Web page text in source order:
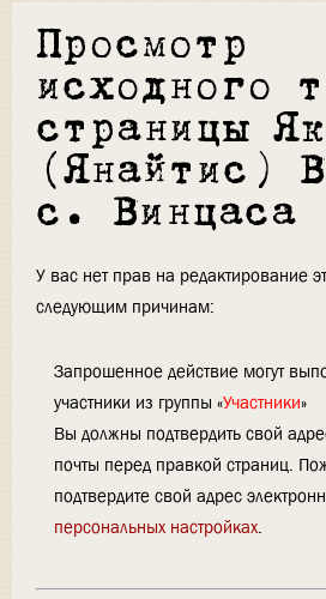
Просмотр
исходного
страницы
(Янайтис)
с. Винцаса
У вас нет прав на редактирование
следующим причинам:
Запрошенное действие могут
участники из группы «Участники»
Вы должны подтвердить свой
почты перед правкой страниц.
подтвердите свой адрес
персональных настройках.